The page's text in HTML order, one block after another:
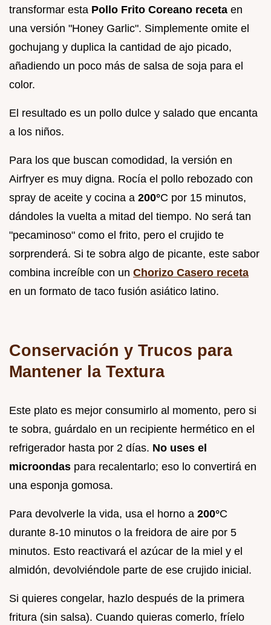
transformar esta Pollo Frito Coreano receta en
una versión "Honey Garlic". Simplemente omite el
gochujang y duplica la cantidad de ajo picado,
añadiendo un poco más de salsa de soja para el
color.
El resultado es un pollo dulce y salado que encanta
a los niños.
Para los que buscan comodidad, la versión en
Airfryer es muy digna. Rocía el pollo rebozado con
spray de aceite y cocina a 200°C por 15 minutos,
dándoles la vuelta a mitad del tiempo. No será tan
"pecaminoso" como el frito, pero el crujido te
sorprenderá. Si te sobra algo de picante, este sabor
combina increíble con un Chorizo Casero receta
en un formato de taco fusión asiático latino.
Conservación y Trucos para
Mantener la Textura
Este plato es mejor consumirlo al momento, pero si
te sobra, guárdalo en un recipiente hermético en el
refrigerador hasta por 2 días. No uses el
microondas para recalentarlo; eso lo convertirá en
una esponja gomosa.
Para devolverle la vida, usa el horno a 200°C
durante 8-10 minutos o la freidora de aire por 5
minutos. Esto reactivará el azúcar de la miel y el
almidón, devolviéndole parte de ese crujido inicial.
Si quieres congelar, hazlo después de la primera
fritura (sin salsa). Cuando quieras comerlo, fríelo